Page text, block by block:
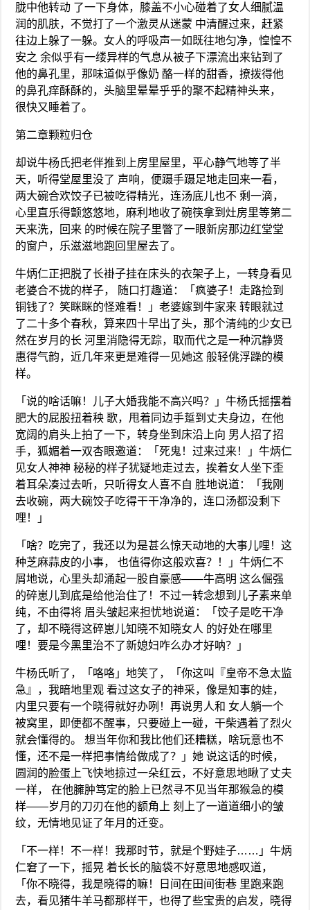
胧中他转动 了一下身体，膝盖不小心碰着了女人细腻温
润的肌肤，不觉打了一个激灵从迷蒙 中清醒过来，赶紧
往边上躲了一躲。女人的呼吸声一如既往地匀净，惶惶不
安之 余似乎有一缕异样的气息从被子下漂流出来钻到了
他的鼻孔里，那味道似乎像奶 酪一样的甜香，撩拨得他
的鼻孔痒酥酥的，头脑里晕晕乎乎的聚不起精神头来，
很快又睡着了。
第二章颗粒归仓
却说牛杨氏把老伴推到上房里屋里，平心静气地等了半
天，听得堂屋里没了 声响，便蹑手蹑足地走回来一看，
两大碗合欢饺子已被吃得精光，连汤底儿也不 剩一滴，
心里直乐得颤悠悠地，麻利地收了碗筷拿到灶房里等第二
天来洗，回来 的时候在院子里瞥了一眼新房那边红堂堂
的窗户，乐滋滋地跑回里屋去了。
牛炳仁正把脱了长褂子挂在床头的衣架子上，一转身看见
老婆合不拢的样子， 随口打趣道：「疯婆子！走路捡到
铜钱了？笑眯眯的怪难看！」老婆嫁到牛家来 转眼就过
了二十多个春秋，算来四十早出了头，那个清纯的少女已
然在岁月的长 河里消隐得无踪，取而代之是一种沉静贤
惠得气韵，近几年来更是难得一见她这 般轻佻浮躁的模
样。
「说的啥话嘛！儿子大婚我能不高兴吗？」牛杨氏摇摆着
肥大的屁股扭着秧 歌，甩着同边手踅到丈夫身边，在他
宽阔的肩头上拍了一下，转身坐到床沿上向 男人招了招
手，狐媚着一双杏眼邀道：「死鬼！过来过来！」牛炳仁
见女人神神 秘秘的样子犹疑地走过去，挨着女人坐下歪
着耳朵凑过去听，只听得女人喜不自 胜地说道：「我刚
去收碗，两大碗饺子吃得干干净净的，连口汤都没剩下
哩！」
「啥？吃完了，我还以为是甚么惊天动地的大事儿哩！这
种芝麻蒜皮的小事， 也值得你这般欢喜？！」牛炳仁不
屑地说，心里头却涌起一股自豪感——牛高明 这么倔强
的碎崽儿到底是给他治住了！不过一转念想到儿子素来单
纯，不由得将 眉头皱起来担忧地说道：「饺子是吃干净
了，却不晓得这碎崽儿知晓不知晓女人 的好处在哪里
哩！要是今黑里治不了新媳妇咋么办才好呐？」
牛杨氏听了，「咯咯」地笑了，「你这叫『皇帝不急太监
急』，我暗地里观 看过这女子的神采，像是知事的娃，
内里只要有一个晓得就好办咧！再说男人和 女人躺一个
被窝里，即便都不醒事，只要碰上一碰，干柴遇着了烈火
就会懂得的。 想当年你和我比他们还糟糕，啥玩意也不
懂，还不是一样把事情给做成了？」她 说这话的时候，
圆润的脸蛋上飞快地掠过一朵红云，不好意思地瞅了丈夫
一样， 在他臃肿笃定的脸上已然寻不见当年那猴急的模
样——岁月的刀刃在他的额角上 刻上了一道道细小的皱
纹，无情地见证了年月的迁变。
「不一样！不一样！我那时节，就是个野娃子……」牛炳
仁窘了一下，摇晃 着长长的脑袋不好意思地感叹道，
「你不晓得，我是晓得的嘛！日间在田间街巷 里跑来跑
去，看见猪牛羊马都那样干，也得了些宝贵的启发，晓得